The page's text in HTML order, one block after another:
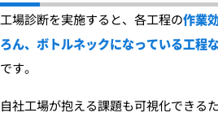
工場診断を実施すると、各工程の作業
ろん、ボトルネックになっている工程
です。
自社工場が抱える課題も可視化できる